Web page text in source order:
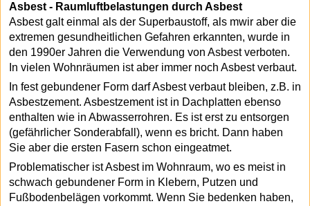
Asbest - Raumluftbelastungen durch Asbest
Asbest galt einmal als der Superbaustoff, als mwir aber die
extremen gesundheitlichen Gefahren erkannten, wurde in
den 1990er Jahren die Verwendung von Asbest verboten.
In vielen Wohnräumen ist aber immer noch Asbest verbaut.
In fest gebundener Form darf Asbest verbaut bleiben, z.B. in
Asbestzement. Asbestzement ist in Dachplatten ebenso
enthalten wie in Abwasserrohren. Es ist erst zu entsorgen
(gefährlicher Sonderabfall), wenn es bricht. Dann haben
Sie aber die ersten Fasern schon eingeatmet.
Problematischer ist Asbest im Wohnraum, wo es meist in
schwach gebundener Form in Klebern, Putzen und
Fußbodenbelägen vorkommt. Wenn Sie bedenken haben,